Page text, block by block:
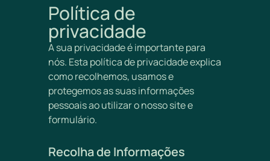
Política de
privacidade
A sua privacidade é importante para
nós. Esta política de privacidade explica
como recolhemos, usamos e
protegemos as suas informações
pessoais ao utilizar o nosso site e
formulário.
Recolha de Informações